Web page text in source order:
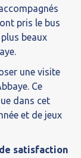
pris le bus
beaux
une visite
Ce
dans cet
et de jeux
satisfaction